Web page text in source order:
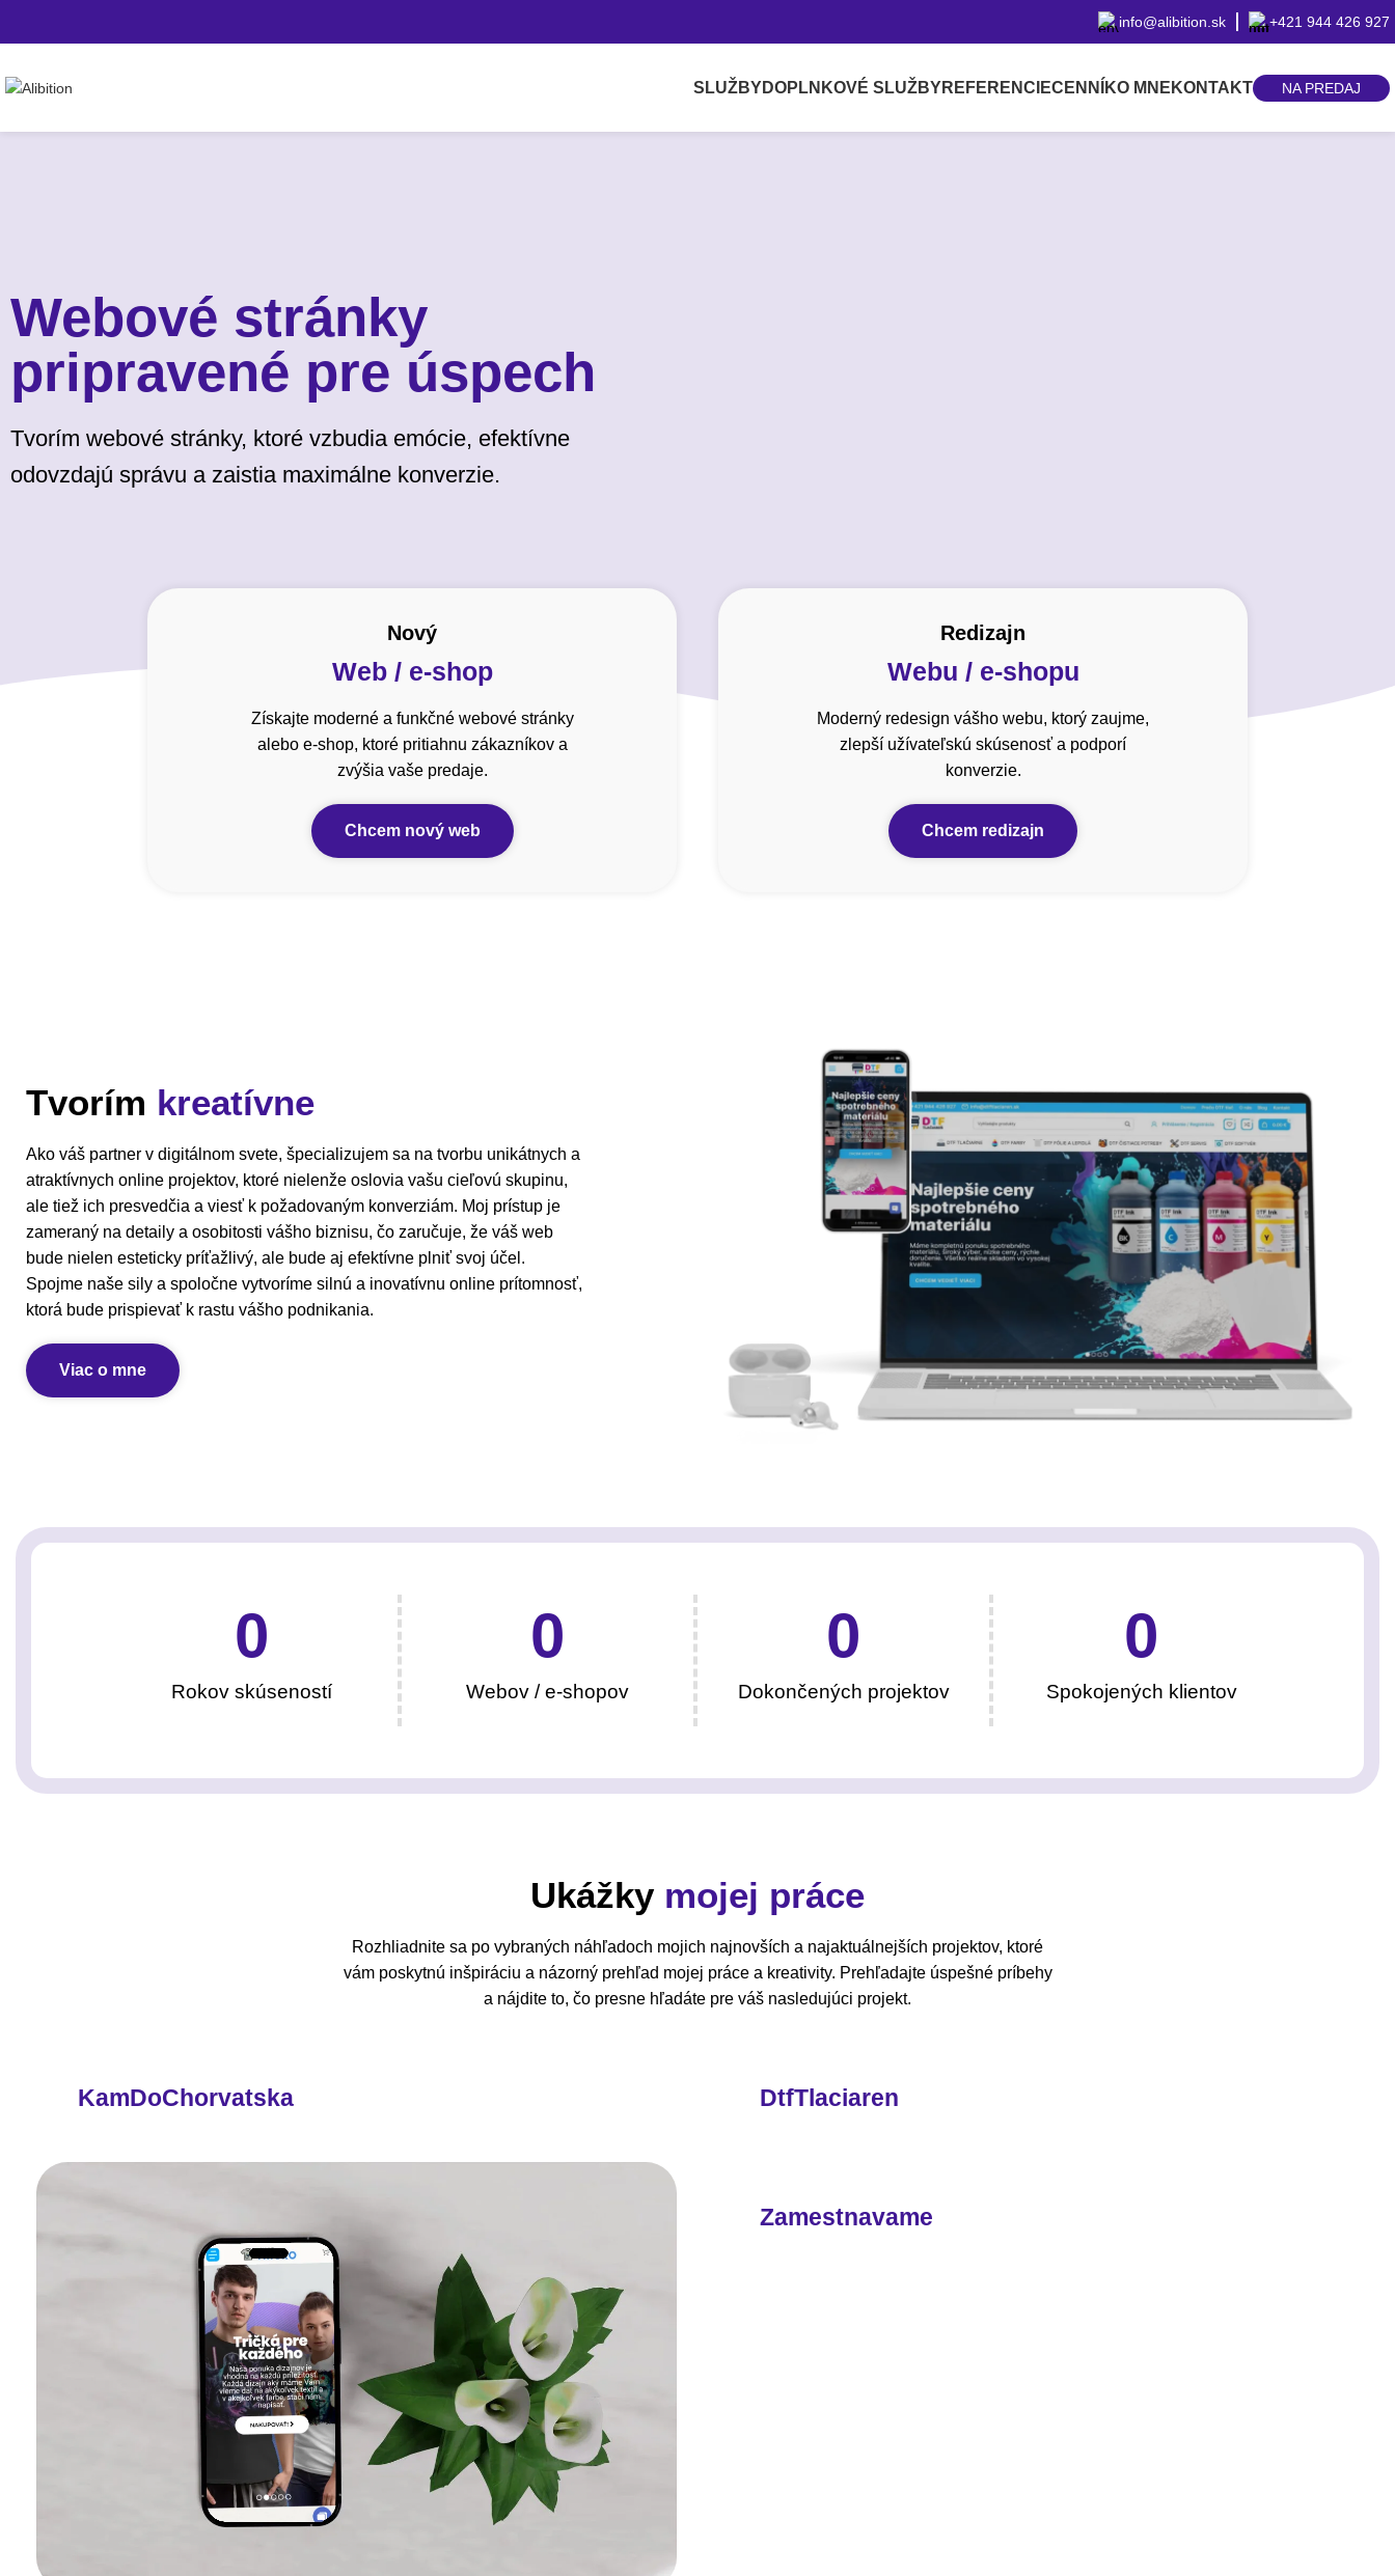
info@alibition.sk +421 944 426 927
SLUŽBYDOPLNKOVÉ SLUŽBYREFERENCIECENNÍKO MNE KONTAKT NA PREDAJ
Webové stránky
pripravené pre úspech
Tvorím webové stránky, ktoré vzbudia emócie, efektívne
odovzdajú správu a zaistia maximálne konverzie.
Nový
Web / e-shop
Získajte moderné a funkčné webové stránky
alebo e-shop, ktoré pritiahnu zákazníkov a
zvýšia vaše predaje.
Chcem nový web
Redizajn
Webu / e-shopu
Moderný redesign vášho webu, ktorý zaujme,
zlepší užívateľskú skúsenosť a podporí
konverzie.
Chcem redizajn
Tvorím kreatívne
Ako váš partner v digitálnom svete, špecializujem sa na tvorbu unikátnych a
atraktívnych online projektov, ktoré nielenže oslovia vašu cieľovú skupinu,
ale tiež ich presvedčia a viesť k požadovaným konverziám. Moj prístup je
zameraný na detaily a osobitosti vášho biznisu, čo zaručuje, že váš web
bude nielen esteticky príťažlivý, ale bude aj efektívne plniť svoj účel.
Spojme naše sily a spoločne vytvoríme silnú a inovatívnu online prítomnosť,
ktorá bude prispievať k rastu vášho podnikania.
Viac o mne
Rokov skúseností
0
Webov / e-shopov
0
Dokončených projektov
0
Spokojených klientov
0
Ukážkymojej práce
Rozhliadnite sa po vybraných náhľadoch mojich najnovších a najaktuálnejších projektov, ktoré
vám poskytnú inšpiráciu a názorný prehľad mojej práce a kreativity. Prehľadajte úspešné príbehy
a nájdite to, čo presne hľadáte pre váš nasledujúci projekt.
KamDoChorvatska DtfTlaciaren
Zamestnavame